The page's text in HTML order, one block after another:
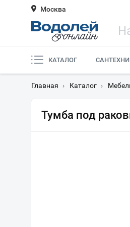
Москва
КАТАЛОГ
Главная › Каталог ›
Тумба под